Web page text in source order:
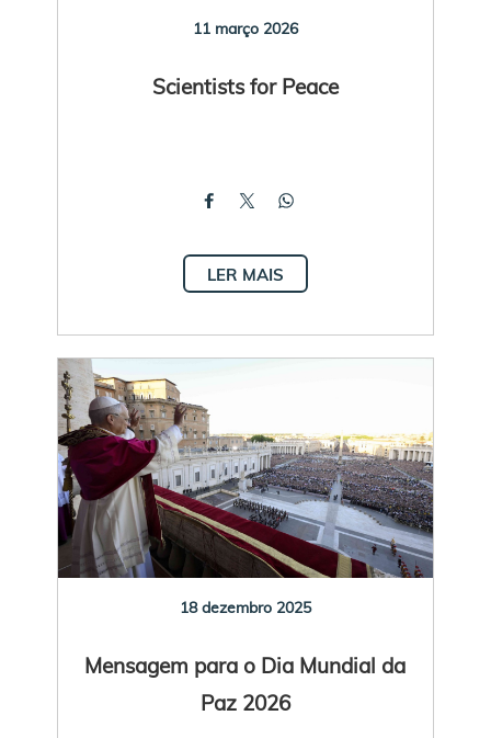
11 março 2026
Scientists for Peace
LER MAIS
18 dezembro 2025
Mensagem para o Dia Mundial da
Paz 2026